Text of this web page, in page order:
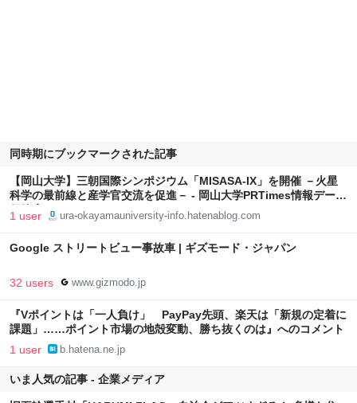
同時期にブックマークされた記事
【岡山大学】三朝国際シンポジウム「MISASA-IX」を開催 －火星
科学の最前線と産学官交流を促進－ - 岡山大学PRTimes情報データ
保管庫
1 user ura-okayamauniversity-info.hatenablog.com
Google ストリートビュー事故車 | ギズモード・ジャパン
32 users www.gizmodo.jp
『Vポイントは「一人負け」 PayPay先頭、楽天は「新規の定着に
課題」……ポイント市場の地殻変動、勝ち抜くのは』へのコメント
1 user b.hatena.ne.jp
いま人気の記事 - 企業メディア